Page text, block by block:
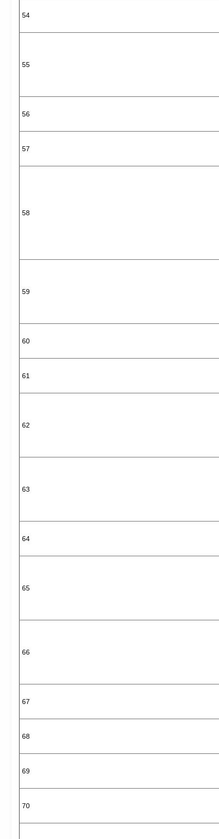
54
55
56
57
58
59
60
61
62
63
64
65
66
67
68
69
70